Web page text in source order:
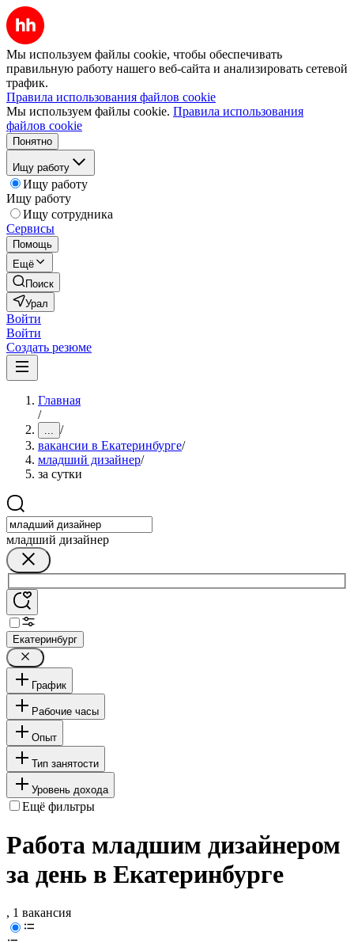
Мы используем файлы cookie, чтобы обеспечивать
правильную работу нашего веб-сайта и анализировать сетевой
трафик.
Правила использования файлов cookie
Мы используем файлы cookie. Правила использования
файлов cookie
Понятно
Ищу работу
Ищу работу
Ищу работу
Ищу сотрудника
Сервисы
Помощь
Ещё
Поиск
Урал
Войти
Войти
Создать резюме
Главная
/
... /
вакансии в Екатеринбурге/
младший дизайнер/
за сутки
младший дизайнер
Екатеринбург
График
Рабочие часы
Опыт
Тип занятости
Уровень дохода
Ещё фильтры
Работа младшим дизайнером
за день в Екатеринбурге
, 1 вакансия